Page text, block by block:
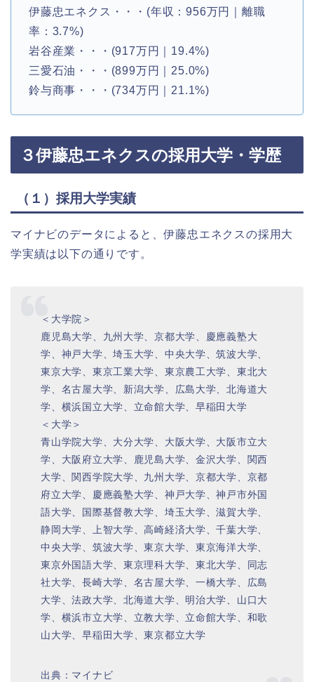
伊藤忠エネクス・・・(年収：956万円｜離職
率：3.7%)
岩谷産業・・・(917万円｜19.4%)
三愛石油・・・(899万円｜25.0%)
鈴与商事・・・(734万円｜21.1%)
３伊藤忠エネクスの採用大学・学歴
（１）採用大学実績
マイナビのデータによると、伊藤忠エネクスの採用大
学実績は以下の通りです。
＜大学院＞
鹿児島大学、九州大学、京都大学、慶應義塾大
学、神戸大学、埼玉大学、中央大学、筑波大学、
東京大学、東京工業大学、東京農工大学、東北大
学、名古屋大学、新潟大学、広島大学、北海道大
学、横浜国立大学、立命館大学、早稲田大学
＜大学＞
青山学院大学、大分大学、大阪大学、大阪市立大
学、大阪府立大学、鹿児島大学、金沢大学、関西
大学、関西学院大学、九州大学、京都大学、京都
府立大学、慶應義塾大学、神戸大学、神戸市外国
語大学、国際基督教大学、埼玉大学、滋賀大学、
静岡大学、上智大学、高崎経済大学、千葉大学、
中央大学、筑波大学、東京大学、東京海洋大学、
東京外国語大学、東京理科大学、東北大学、同志
社大学、長崎大学、名古屋大学、一橋大学、広島
大学、法政大学、北海道大学、明治大学、山口大
学、横浜市立大学、立教大学、立命館大学、和歌
山大学、早稲田大学、東京都立大学
出典：マイナビ